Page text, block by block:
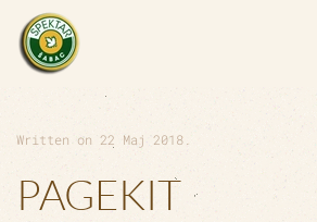
Skip to main content
Written on 22 Maj 2018
PAGEKIT